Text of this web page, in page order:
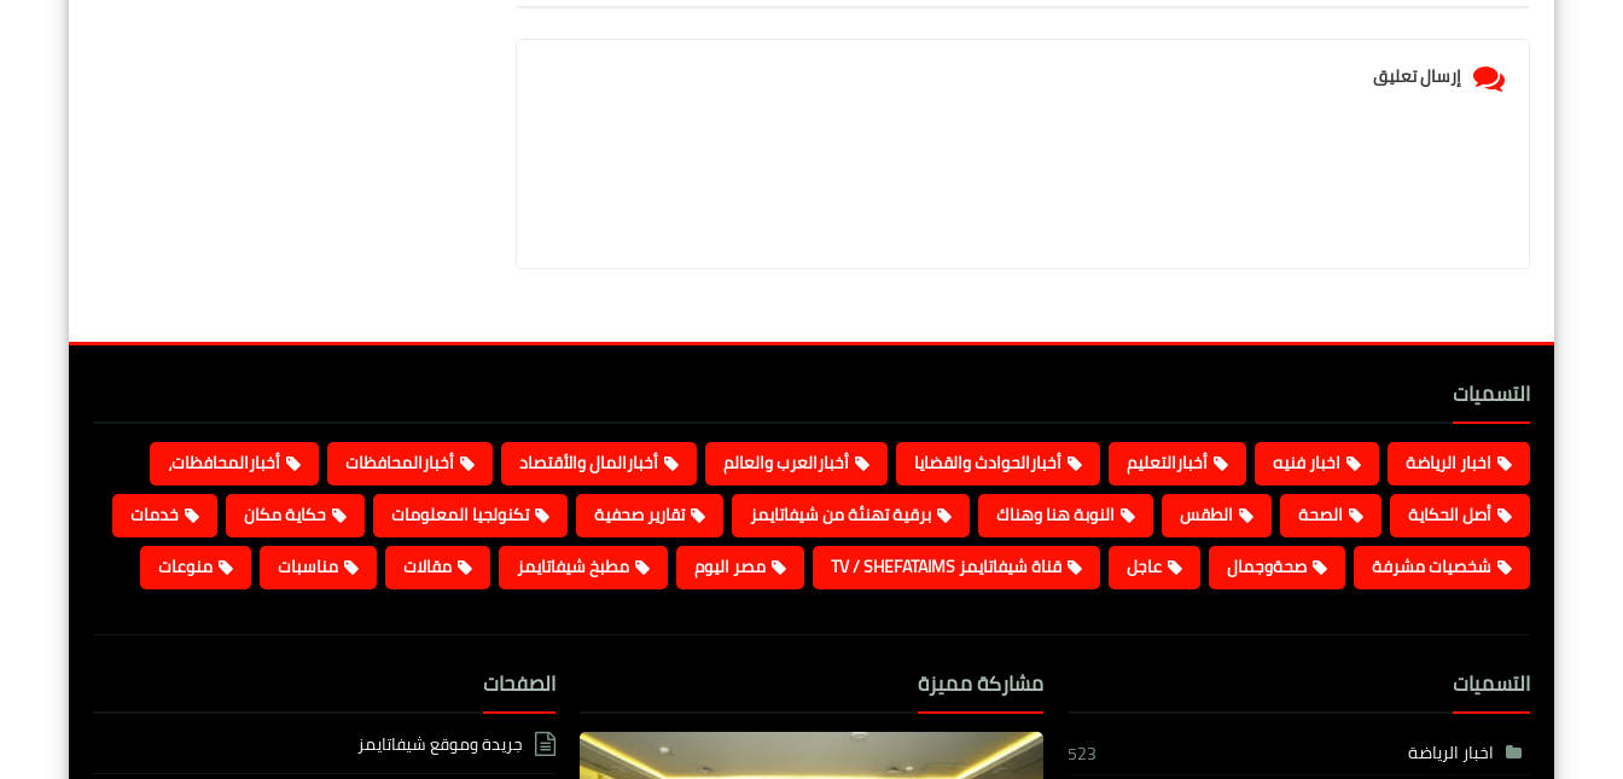
إرسال تعليق
التسميات
اخبار الرياضة اخبار فنيه أخبارالتعليم أخبارالحوادث والقضايا أخبارالعرب والعالم أخبارالمال والأقتصاد أخبارالمحافظات
أخبارالمحافظات،
أصل الحكاية
الصحة الطقس النوبة هنا وهناك برقية تهنئة من شيفاتايمز تقارير صحفية تكنولجيا المعلومات حكاية مكان
خدمات
شخصيات مشرفة
صحةوجمال عاجل قناة شيفاتايمز TV / SHEFATAIMS مصر اليوم مطبخ شيفاتايمز مقالات مناسبات منوعات
التسميات
اخبار الرياضة
523
مشاركة مميزة الصفحات
جريدة وموقع شيفاتايمز